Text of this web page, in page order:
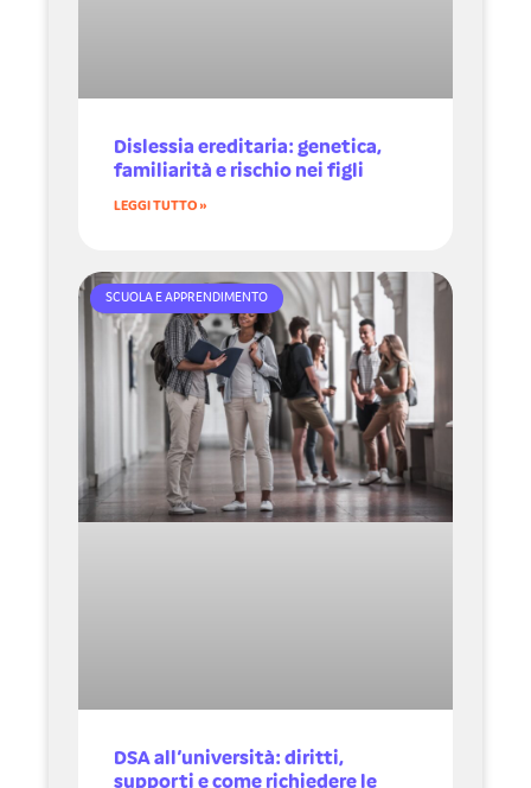
Dislessia ereditaria: genetica,
familiarità e rischio nei figli
LEGGI TUTTO »
SCUOLA E APPRENDIMENTO
DSA all’università: diritti,
supporti e come richiedere le